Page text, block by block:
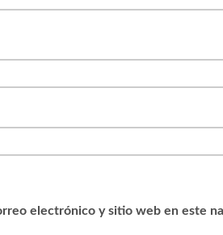
electrónico y sitio web en este